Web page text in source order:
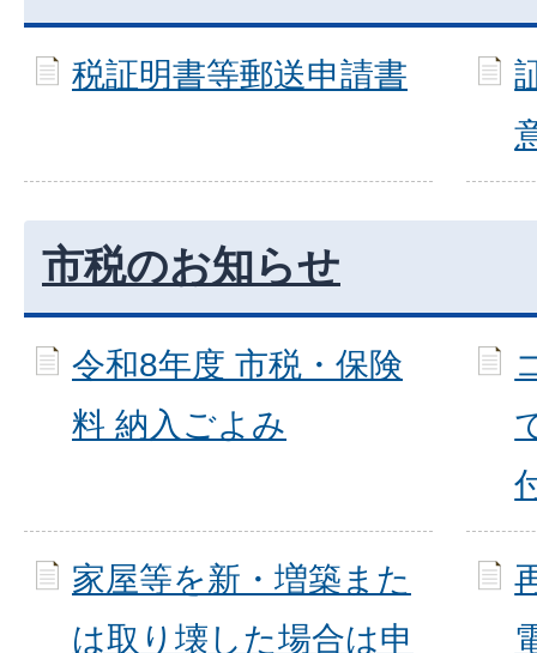
税証明書等郵送申請書
市税のお知らせ
令和8年度 市税・保険
料 納入ごよみ
家屋等を新・増築また
は取り壊した場合は申